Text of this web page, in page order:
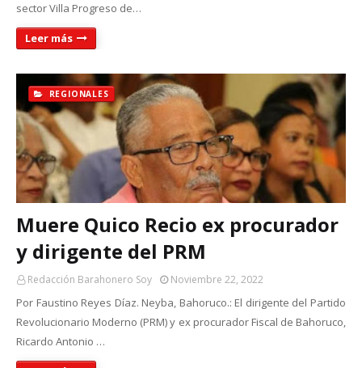
sector Villa Progreso de…
Leer más
REGIONALES
Muere Quico Recio ex procurador
y dirigente del PRM
Redacción Barahonero Soy Noviembre 22, 2022
Por Faustino Reyes Díaz. Neyba, Bahoruco.: El dirigente del Partido
Revolucionario Moderno (PRM) y ex procurador Fiscal de Bahoruco,
Ricardo Antonio …